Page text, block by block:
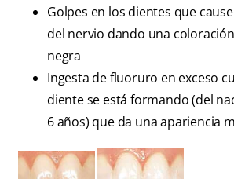
Golpes en los dientes que
del nervio dando una
negra
Ingesta de fluoruro en exceso
diente se está formando (del
6 años) que da una apariencia